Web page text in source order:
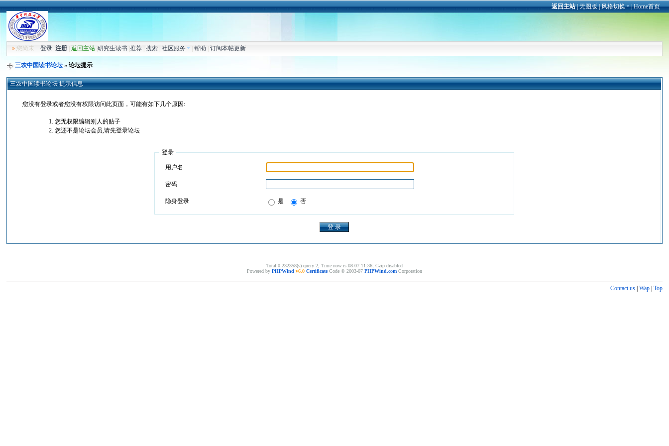
返回主站|无图版|风格切换 |Home首页
» 您尚未登录 注册 |返回主站 |研究生读书 |推荐 |搜索 |社区服务 |帮助 |订阅本帖更新
三农中国读书论坛» 论坛提示
三农中国读书论坛 提示信息
您没有登录或者您没有权限访问此页面，可能有如下几个原因:
您无权限编辑别人的贴子
您还不是论坛会员,请先登录论坛
登录
用户名
密码
隐身登录 是 否
Total 0.232358(s) query 2, Time now is:08-07 11:36, Gzip disabled
Powered by PHPWind v6.0 CertificateCode © 2003-07 PHPWind.com Corporation
Contact us| Wap| Top